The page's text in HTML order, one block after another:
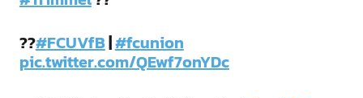
??#FCUVfB|#fcunion
pic.twitter.com/QEwf7onYDc